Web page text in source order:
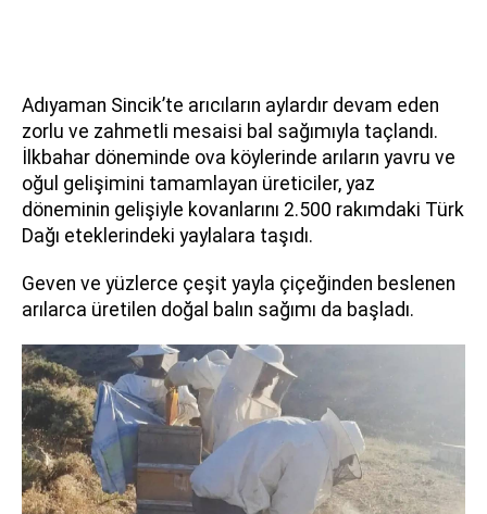
Adıyaman Sincik’te arıcıların aylardır devam eden
zorlu ve zahmetli mesaisi bal sağımıyla taçlandı.
İlkbahar döneminde ova köylerinde arıların yavru ve
oğul gelişimini tamamlayan üreticiler, yaz
döneminin gelişiyle kovanlarını 2.500 rakımdaki Türk
Dağı eteklerindeki yaylalara taşıdı.
Geven ve yüzlerce çeşit yayla çiçeğinden beslenen
arılarca üretilen doğal balın sağımı da başladı.